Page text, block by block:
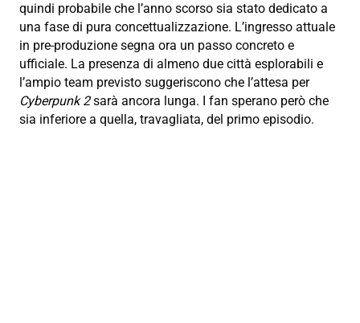
quindi probabile che l’anno scorso sia stato dedicato a
una fase di pura concettualizzazione. L’ingresso attuale
in pre-produzione segna ora un passo concreto e
ufficiale. La presenza di almeno due città esplorabili e
l’ampio team previsto suggeriscono che l’attesa per
Cyberpunk 2sarà ancora lunga. I fan sperano però che
sia inferiore a quella, travagliata, del primo episodio.